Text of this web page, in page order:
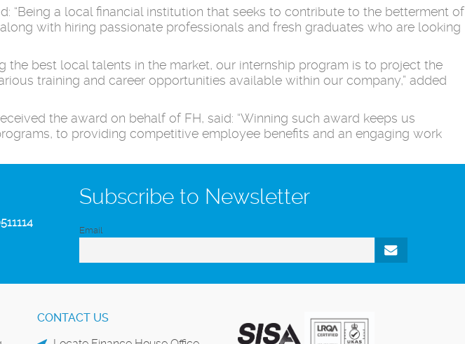
“Being a local financial institution that seeks to contribute to the betterment of
with hiring passionate professionals and fresh graduates who are looking
best local talents in the market, our internship program is to project the
training and career opportunities available within our company,” added
the award on behalf of FH, said: “Winning such award keeps us
to providing competitive employee benefits and an engaging work
Subscribe to Newsletter
Email
CONTACT US